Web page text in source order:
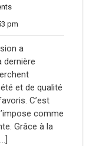
No
pm
pm
a
dernière
et de qualité
C’est
comme
Grâce à la